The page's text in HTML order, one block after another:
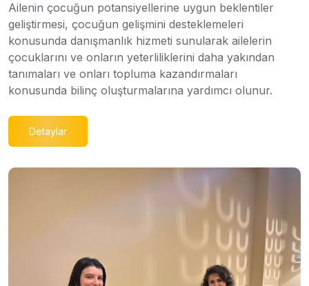
Ailenin çocuğun potansiyellerine uygun beklentiler
geliştirmesi, çocuğun gelişmini desteklemeleri
konusunda danışmanlık hizmeti sunularak ailelerin
çocuklarını ve onların yeterliliklerini daha yakından
tanımaları ve onları topluma kazandırmaları
konusunda bilinç oluşturmalarına yardımcı olunur.
Detaylar